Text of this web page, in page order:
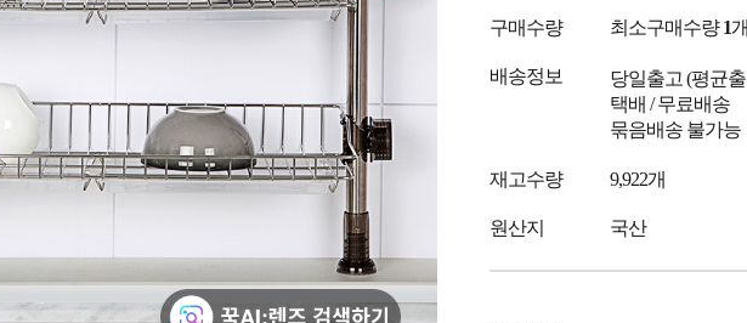
구매수량 최소구매수량1
배송정보 당일출고 (평균
택배 / 무료배송
묶음배송 불가능
재고수량 9,922개
원산지 국산